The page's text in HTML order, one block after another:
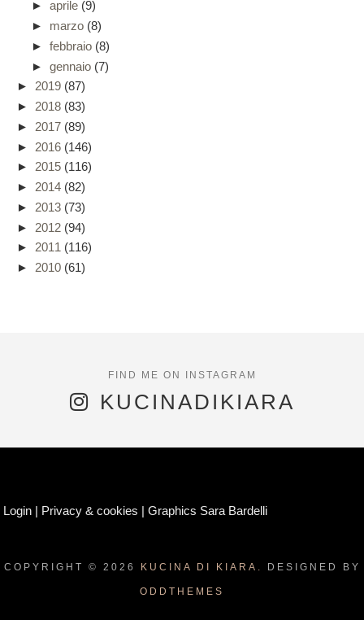
► aprile (9)
► marzo (8)
► febbraio (8)
► gennaio (7)
► 2019 (87)
► 2018 (83)
► 2017 (89)
► 2016 (146)
► 2015 (116)
► 2014 (82)
► 2013 (73)
► 2012 (94)
► 2011 (116)
► 2010 (61)
KUCINADIKIARA
Login | Privacy & cookies |Graphics Sara Bardelli
COPYRIGHT © 2026 KUCINA DI KIARA. DESIGNED BY
ODDTHEMES